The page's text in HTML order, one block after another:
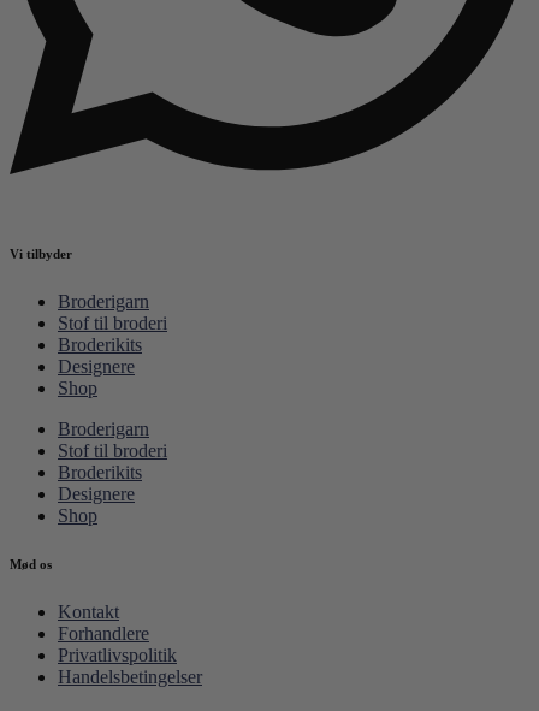
Vi tilbyder
Broderigarn
Stof til broderi
Broderikits
Designere
Shop
Broderigarn
Stof til broderi
Broderikits
Designere
Shop
Mød os
Kontakt
Forhandlere
Privatlivspolitik
Handelsbetingelser